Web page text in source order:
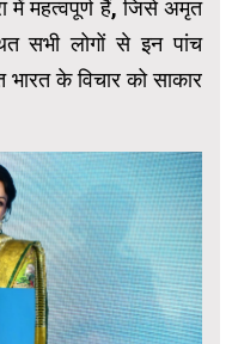
में महत्वपूर्ण हैं, जिसे अमृत
सभी लोगों से इन पांच
के विचार को साकार